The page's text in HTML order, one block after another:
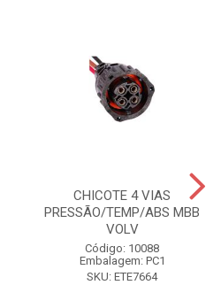
CHICOTE 4 VIAS
PRESSÃO/TEMP/ABS MBB
VOLV
Código: 10088
Embalagem: PC1
SKU: ETE7664